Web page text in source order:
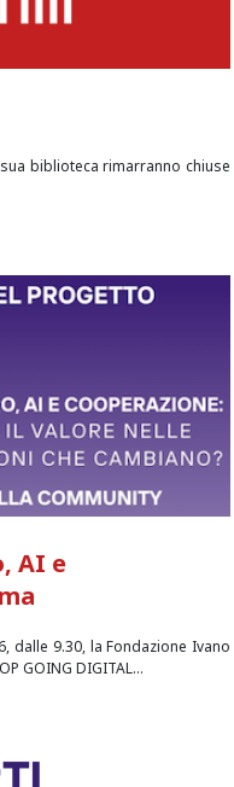
biblioteca rimarranno chiuse
AI e
dalle 9.30, la Fondazione Ivano
GOING DIGITAL...